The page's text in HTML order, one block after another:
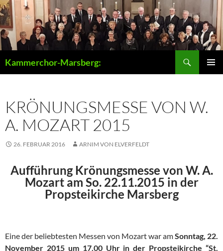
Zum
Inhalt
springen
Kammerchor-Marsberg:
KRÖNUNGSMESSE VON W.
A. MOZART 2015
26. FEBRUAR 2016 ARNIM VON ELVERFELDT
Aufführung Krönungsmesse von W. A.
Mozart am So. 22.11.2015 in der
Propsteikirche Marsberg
Eine der beliebtesten Messen von Mozart war amSonntag, 22.
November 2015 um 17.00 Uhr in der Propsteikirche “St.